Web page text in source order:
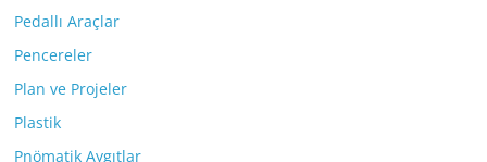
Pedallı Araçlar
Pencereler
Plan ve Projeler
Plastik
Pnömatik Aygıtlar